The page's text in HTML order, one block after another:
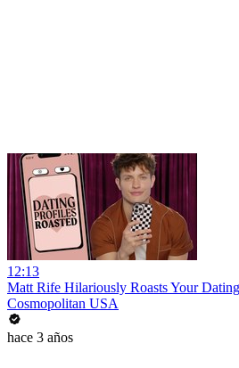
12:13
Matt Rife Hilariously Roasts Your
Cosmopolitan USA
hace 3 años